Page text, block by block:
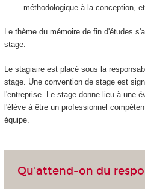
méthodologique à la conception,
Le thème du mémoire de fin d'études
stage.
Le stagiaire est placé sous la
stage. Une convention de stageest
l'entreprise. Le stage donne lieu à une
l'élève à être un professionnel
équipe.
Qu'attend-on du